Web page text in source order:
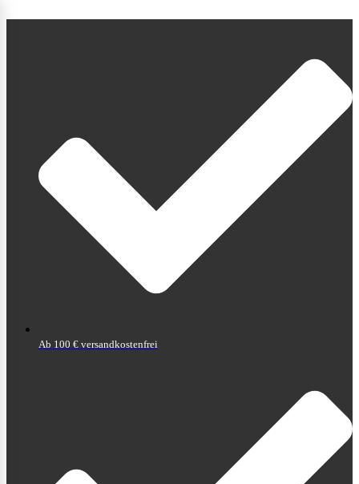
Ab 100 € versandkostenfrei